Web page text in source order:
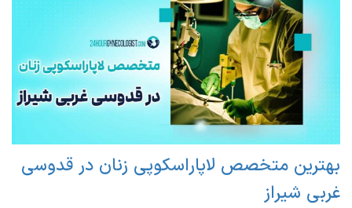
بهترین متخصص لاپاراسکوپی زنان در قدوسی
غربی شیراز